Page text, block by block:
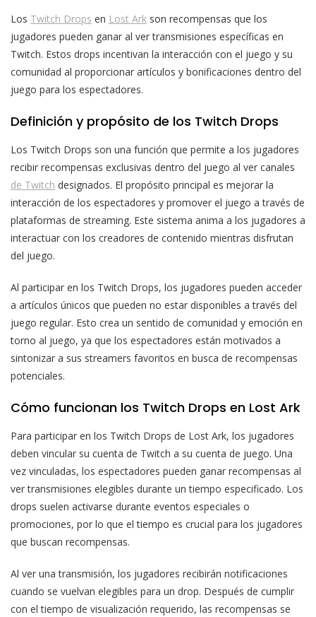
Los Twitch Drops en Lost Ark son recompensas que los
jugadores pueden ganar al ver transmisiones específicas en
Twitch. Estos drops incentivan la interacción con el juego y su
comunidad al proporcionar artículos y bonificaciones dentro del
juego para los espectadores.
Definición y propósito de los Twitch Drops
Los Twitch Drops son una función que permite a los jugadores
recibir recompensas exclusivas dentro del juego al ver canales
de Twitch designados. El propósito principal es mejorar la
interacción de los espectadores y promover el juego a través de
plataformas de streaming. Este sistema anima a los jugadores a
interactuar con los creadores de contenido mientras disfrutan
del juego.
Al participar en los Twitch Drops, los jugadores pueden acceder
a artículos únicos que pueden no estar disponibles a través del
juego regular. Esto crea un sentido de comunidad y emoción en
torno al juego, ya que los espectadores están motivados a
sintonizar a sus streamers favoritos en busca de recompensas
potenciales.
Cómo funcionan los Twitch Drops en Lost Ark
Para participar en los Twitch Drops de Lost Ark, los jugadores
deben vincular su cuenta de Twitch a su cuenta de juego. Una
vez vinculadas, los espectadores pueden ganar recompensas al
ver transmisiones elegibles durante un tiempo especificado. Los
drops suelen activarse durante eventos especiales o
promociones, por lo que el tiempo es crucial para los jugadores
que buscan recompensas.
Al ver una transmisión, los jugadores recibirán notificaciones
cuando se vuelvan elegibles para un drop. Después de cumplir
con el tiempo de visualización requerido, las recompensas se